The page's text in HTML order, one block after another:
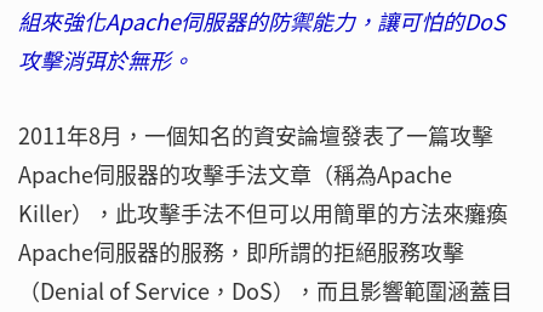
組來強化Apache伺服器的防禦能力，讓可怕的DoS
攻擊消弭於無形。
2011年8月，一個知名的資安論壇發表了一篇攻擊
Apache伺服器的攻擊手法文章（稱為Apache
Killer），此攻擊手法不但可以用簡單的方法來癱瘓
Apache伺服器的服務，即所謂的拒絕服務攻擊
（Denial of Service，DoS），而且影響範圍涵蓋目